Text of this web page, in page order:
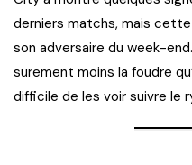
derniers matchs, mais
son adversaire du week-
surement moins la foudre
difficile de les voir suivre le